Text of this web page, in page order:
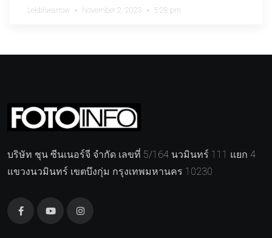
Lekbluearrow November 2, 2023 5:28 pm
บริษัท ชุน ซีนเนอร์จี จำกัด เลขที่ 5/164 นวมินทร์ 111 แยก 4
แขวงนวมินทร์ เขตบึงกุ่ม กรุงเทพมหานคร 10230